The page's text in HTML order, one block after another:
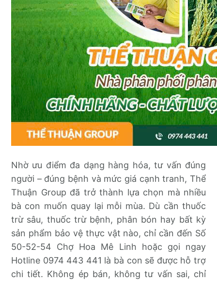
Nhờ ưu điểm đa dạng hàng hóa, tư vấn đúng
người – đúng bệnh và mức giá cạnh tranh, Thể
Thuận Group đã trở thành lựa chọn mà nhiều
bà con muốn quay lại mỗi mùa. Dù cần thuốc
trừ sâu, thuốc trừ bệnh, phân bón hay bất kỳ
sản phẩm bảo vệ thực vật nào, chỉ cần đến Số
50-52-54 Chợ Hoa Mê Linh hoặc gọi ngay
Hotline 0974 443 441 là bà con sẽ được hỗ trợ
chi tiết. Không ép bán, không tư vấn sai, chỉ